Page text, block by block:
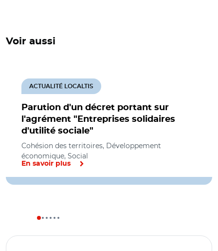
Voir aussi
Parution d'un décret portant sur
l'agrément "Entreprises solidaires
d'utilité sociale"
ACTUALITÉ LOCALTIS
Cohésion des territoires, Développement
économique, Social
En savoir plus